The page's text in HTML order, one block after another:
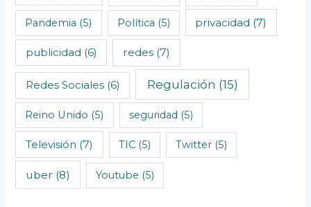
Pandemia (5) Política (5) privacidad (7)
publicidad (6) redes (7)
Redes Sociales(6) Regulación (15)
Reino Unido (5) seguridad (5)
Televisión (7) TIC(5) Twitter(5)
uber (8) Youtube (5)